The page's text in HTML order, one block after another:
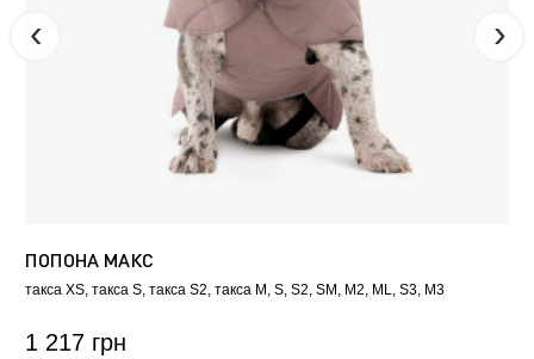
ПОПОНА МАКС
такса XS такса S такса S2 такса M S S2 SM M2 ML S3 M3
1 217 грн